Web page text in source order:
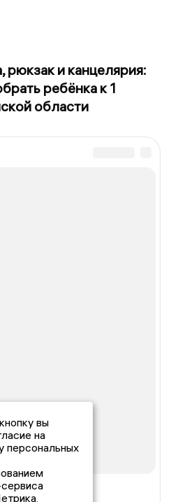
и канцелярия:
ребёнка к 1
области
вы
на
персональных